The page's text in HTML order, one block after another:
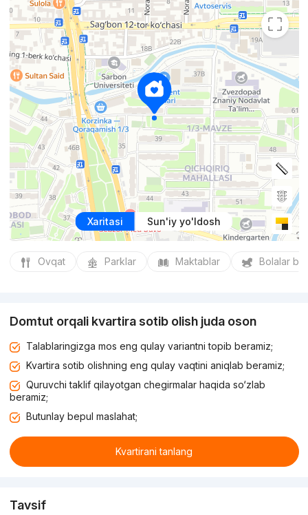
Xaritasi Sun'iy yo'ldosh
Ovqat Parklar Maktablar Bolalar
Domtut orqali kvartira sotib olish juda oson
Talablaringizga mos eng qulay variantni topib beramiz;
Kvartira sotib olishning eng qulay vaqtini aniqlab beramiz;
Quruvchi taklif qilayotgan chegirmalar haqida so‘zlab
beramiz;
Butunlay bepul maslahat;
Kvartirani tanlang
Tavsif